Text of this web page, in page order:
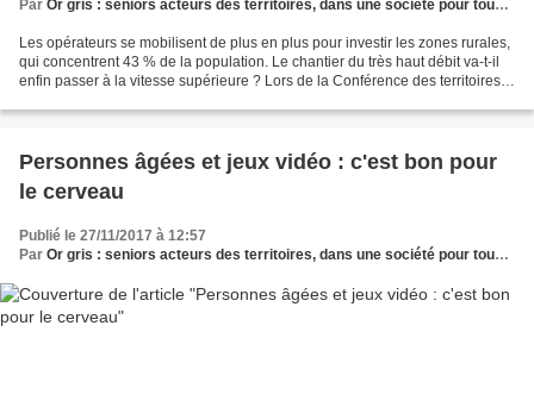
Par Or gris : seniors acteurs des territoires, dans une société pour tous les âges
Les opérateurs se mobilisent de plus en plus pour investir les zones rurales,
qui concentrent 43 % de la population. Le chantier du très haut débit va-t-il
enfin passer à la vitesse supérieure ? Lors de la Conférence des territoires,
Personnes âgées et jeux vidéo : c'est bon pour
le cerveau
Publié le 27/11/2017 à 12:57
Par Or gris : seniors acteurs des territoires, dans une société pour tous les âges